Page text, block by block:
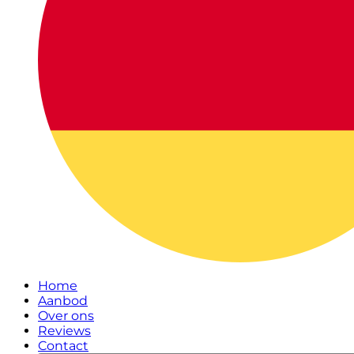
Home
Aanbod
Over ons
Reviews
Contact